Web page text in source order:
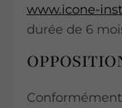
www.icone-
durée de 6